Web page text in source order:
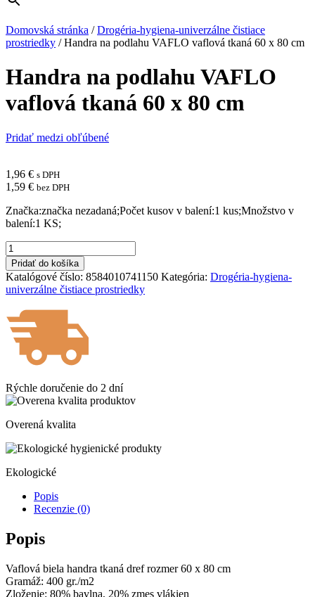
Domovská stránka /Drogéria-hygiena-univerzálne čistiace
prostriedky /Handra na podlahu VAFLO vaflová tkaná 60 x 80 cm
Handra na podlahu VAFLO
vaflová tkaná 60 x 80 cm
Pridať medzi obľúbené
1,96 € s DPH
1,59 € bez DPH
Značka:značka nezadaná;Počet kusov v balení:1 kus;Množstvo v
balení:1 KS;
množstvo
Handra
na
podlahu
VAFLO
vaflová
tkaná
60
Pridať do košíka
Katalógové číslo: 8584010741150 Kategória: Drogéria-hygiena-
univerzálne čistiace prostriedky
Rýchle doručenie do 2 dní
Overená kvalita
Ekologické
Popis
Recenzie (0)
Popis
Vaflová biela handra tkaná dref rozmer 60 x 80 cm
Gramáž: 400 gr./m2
Zloženie: 80% bavlna, 20% zmes vlákien